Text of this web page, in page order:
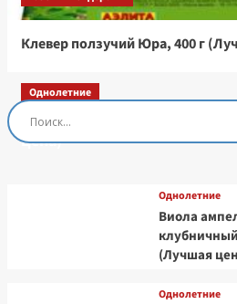
Клевер ползучий Юра, 400 г
Однолетние
Остеоспермум Пэшн Роуз, 3
цена)
Однолетние
Виола
(Лучшая
Однолетние